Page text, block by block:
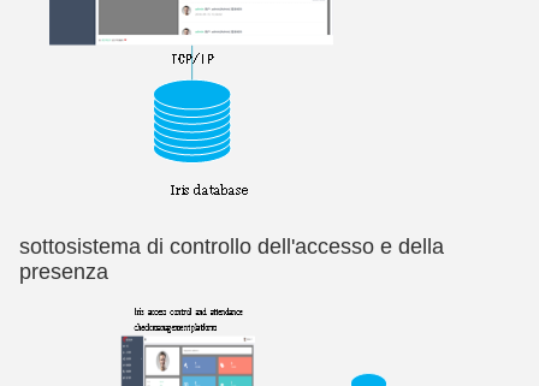
sottosistema di controllo dell'accesso e della
presenza